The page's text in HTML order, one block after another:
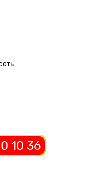
10 36